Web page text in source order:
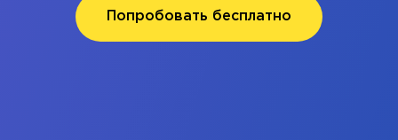
Попробовать бесплатно